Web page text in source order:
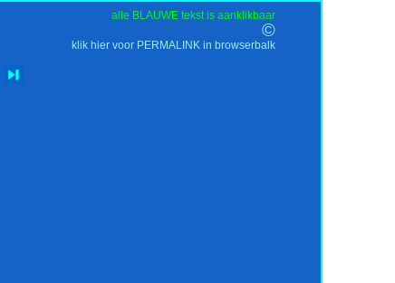
alle BLAUWE tekst is aanklikbaar
klik hier voor PERMALINK in browserbalk
©